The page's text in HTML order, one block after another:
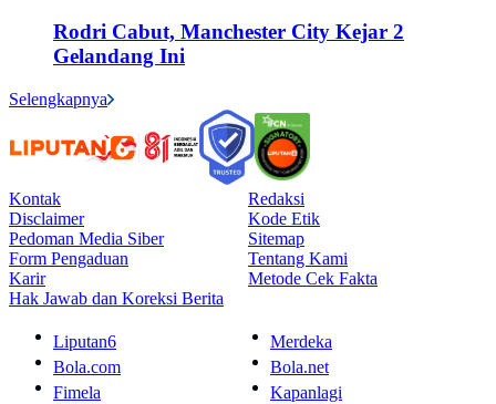
Rodri Cabut, Manchester City Kejar 2
Gelandang Ini
Selengkapnya
Kontak
Redaksi
Disclaimer
Kode Etik
Pedoman Media Siber
Sitemap
Form Pengaduan
Tentang Kami
Karir
Metode Cek Fakta
Hak Jawab dan Koreksi Berita
Liputan6
Merdeka
Bola.com
Bola.net
Fimela
Kapanlagi